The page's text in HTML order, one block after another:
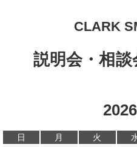
CLARK
説明会・相
2026
日 月 火